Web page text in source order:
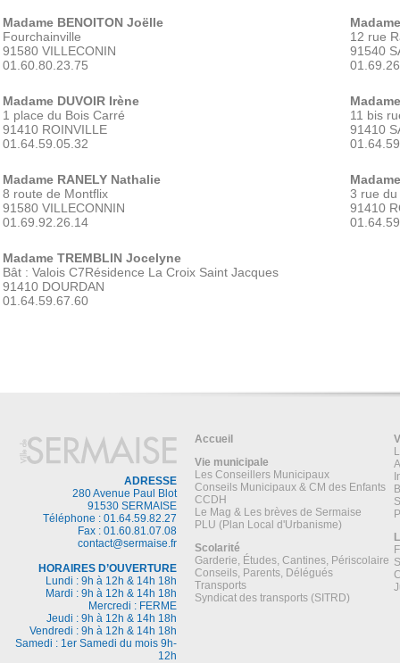
Madame BENOITON Joëlle
Fourchainville
91580 VILLECONIN
01.60.80.23.75
12 rue
91540
Madame DUVOIR Irène
1 place du Bois Carré
91410 ROINVILLE
01.64.59.05.32
11 bis
91410
Madame RANELY Nathalie
8 route de Montflix
91580 VILLECONNIN
01.69.92.26.14
3 rue
91410
Madame TREMBLIN Jocelyne
Bât : Valois C7Résidence La Croix Saint Jacques
91410 DOURDAN
01.64.59.67.60
ADRESSE
280 Avenue Paul Blot
91530 SERMAISE
Téléphone : 01.64.59.82.27
Fax : 01.60.81.07.08
contact@sermaise.fr
HORAIRES D’OUVERTURE
Lundi : 9h à 12h & 14h 18h
Mardi : 9h à 12h & 14h 18h
Mercredi : FERME
Jeudi : 9h à 12h & 14h 18h
Vendredi : 9h à 12h & 14h 18h
Samedi : 1er Samedi du mois 9h-
12h
Accueil
Vie municipale
Les Conseillers Municipaux
Conseils Municipaux & CM des Enfants
CCDH
Le Mag & Les brèves de Sermaise
PLU (Plan Local d'Urbanisme)
Scolarité
Garderie, Études, Cantines, Périscolaire
Conseils, Parents, Délégués
Transports
Syndicat des transports (SITRD)